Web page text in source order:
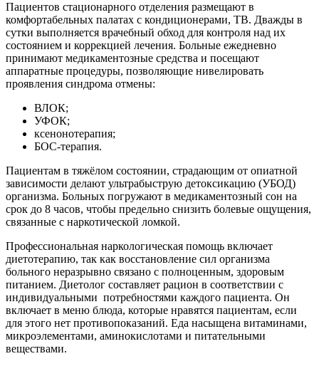
Пациентов стационарного отделения размещают в
комфортабельных палатах с кондиционерами, ТВ. Дважды в
сутки выполняется врачебный обход для контроля над их
состоянием и коррекцией лечения. Больные ежедневно
принимают медикаментозные средства и посещают
аппаратные процедуры, позволяющие нивелировать
проявления синдрома отмены:
ВЛОК;
УФОК;
ксенонотерапия;
БОС-терапия.
Пациентам в тяжёлом состоянии, страдающим от опиатной
зависимости делают ультрабыструю детоксикацию (УБОД)
организма. Больных погружают в медикаментозный сон на
срок до 8 часов, чтобы предельно снизить болевые ощущения,
связанные с наркотической ломкой.
Профессиональная наркологическая помощь включает
диетотерапию, так как восстановление сил организма
больного неразрывно связано с полноценным, здоровым
питанием. Диетолог составляет рацион в соответствии с
индивидуальными потребностями каждого пациента. Он
включает в меню блюда, которые нравятся пациентам, если
для этого нет противопоказаний. Еда насыщена витаминами,
микроэлементами, аминокислотами и питательными
веществами.